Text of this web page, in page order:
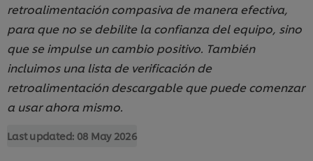
retroalimentación compasiva de manera efectiva,
para que no se debilite la confianza del equipo, sino
que se impulse un cambio positivo. También
incluimos una lista de verificación de
retroalimentación descargable que puede comenzar
a usar ahora mismo.
Last updated: 08 May 2026